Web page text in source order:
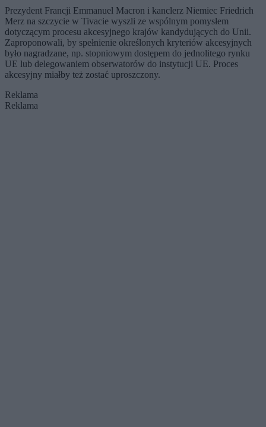
Prezydent Francji Emmanuel Macron i kanclerz Niemiec Friedrich
Merz na szczycie w Tivacie wyszli ze wspólnym pomysłem
dotyczącym procesu akcesyjnego krajów kandydujących do Unii.
Zaproponowali, by spełnienie określonych kryteriów akcesyjnych
było nagradzane, np. stopniowym dostępem do jednolitego rynku
UE lub delegowaniem obserwatorów do instytucji UE. Proces
akcesyjny miałby też zostać uproszczony.
Reklama
Reklama